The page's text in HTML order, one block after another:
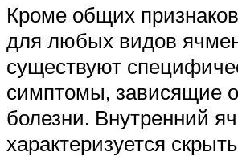
Кроме общих
для любых видов
существуют
симптомы, зависящие
болезни. Внутренний
характеризуется